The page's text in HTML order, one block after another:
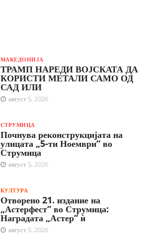
МАКЕДОНИЈА
ТРАМП НАРЕДИ ВОЈСКАТА ДА
КОРИСТИ МЕТАЛИ САМО ОД
САД ИЛИ
август 5, 2026
СТРУМИЦА
Почнува реконструкцијата на
улицата „5-ти Ноември“ во
Струмица
август 5, 2026
КУЛТУРА
Отворено 21. издание на
„Астерфест“ во Струмица:
Наградата „Астер“ ѝ
август 5, 2026